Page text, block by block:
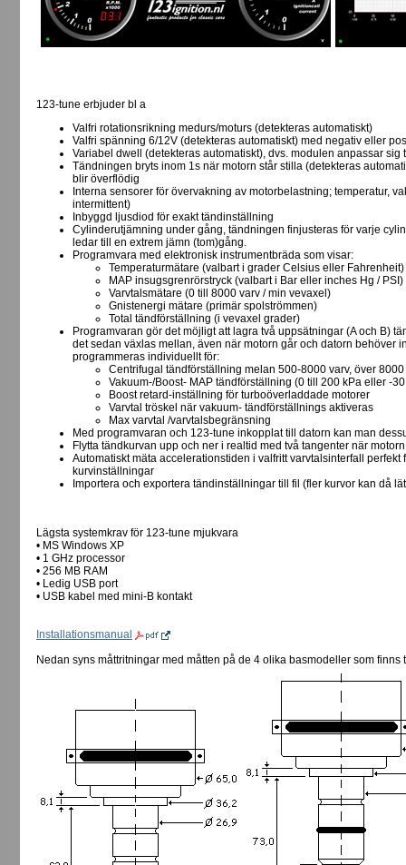
123-tune erbjuder bl a
Valfri rotationsrikning medurs/moturs (detekteras automatiskt)
Valfri spänning 6/12V (detekteras automatiskt) med negativ eller
Variabel dwell (detekteras automatiskt), dvs. modulen anpassar
Tändningen bryts inom 1s när motorn står stilla (detekteras
blir överflödig
Interna sensorer för övervakning av motorbelastning; temperatur,
intermittent)
Inbyggd ljusdiod för exakt tändinställning
Cylinderutjämning under gång, tändningen finjusteras för varje
ledar till en extrem jämn (tom)gång.
Programvara med elektronisk instrumentbräda som visar:
Temperaturmätare (valbart i grader Celsius eller Fahrenheit)
MAP insugsgrenrörstryck (valbart i Bar eller inches Hg / PSI)
Varvtalsmätare (0 till 8000 varv / min vevaxel)
Gnistenergi mätare (primär spolströmmen)
Total tändförställning (i vevaxel grader)
Programvaran gör det möjligt att lagra två uppsätningar (A och B)
det sedan växlas mellan, även när motorn går och datorn behöver
programmeras individuellt för:
Centrifugal tändförställning melan 500-8000 varv, över
Vakuum-/Boost- MAP tändförställning (0 till 200 kPa eller -
Boost retard-inställning för turboöverladdade motorer
Varvtal tröskel när vakuum- tändförställnings aktiveras
Max varvtal /varvtalsbegränsning
Med programvaran och 123-tune inkopplat till datorn kan man
Flytta tändkurvan upp och ner i realtid med två tangenter när
Automatiskt mäta accelerationstiden i valfritt varvtalsinterfall
kurvinställningar
Importera och exportera tändinställningar till fil (fler kurvor kan då
Lägsta systemkrav för 123-tune mjukvara
• MS Windows XP
• 1 GHz processor
• 256 MB RAM
• Ledig USB port
• USB kabel med mini-B kontakt
Installationsmanual
Nedan syns måttritningar med måtten på de 4 olika basmodeller som finns